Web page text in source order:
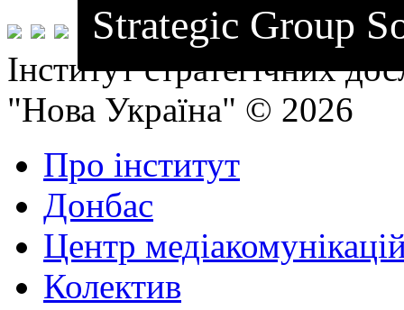
Strategic Group
Інститут стратегічних
"Нова Україна" © 2026
Про інститут
Донбас
Центр
Колектив